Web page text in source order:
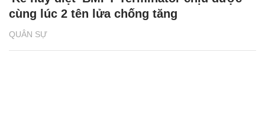
QUÂN SỰ
cùng lúc 2 tên lửa chống tăng